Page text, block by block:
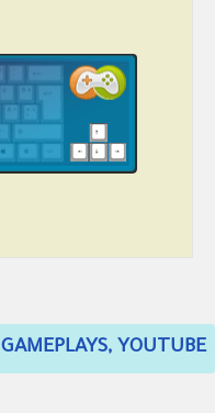
GAMEPLAYS, YOUTUBE